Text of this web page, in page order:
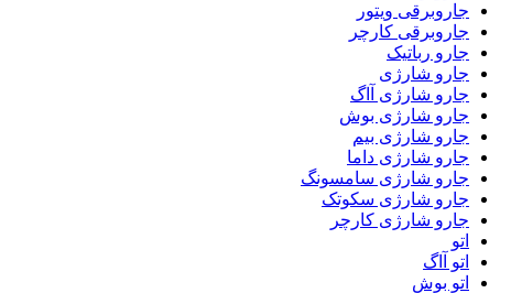
جاروبرقی ویتور
جاروبرقی کارچر
جارو رباتیک
جارو شارژی
جارو شارژی آاگ
جارو شارژی بوش
جارو شارژی بیم
جارو شارژی داما
جارو شارژی سامسونگ
جارو شارژی سکوتک
جارو شارژی کارچر
اتو
اتو آاگ
اتو بوش